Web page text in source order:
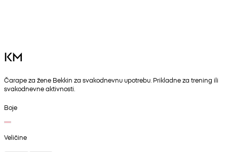
KM
Čarape za žene Bekkin za svakodnevnu upotrebu. Prikladne za trening ili
svakodnevne aktivnosti.
Boje
Veličine